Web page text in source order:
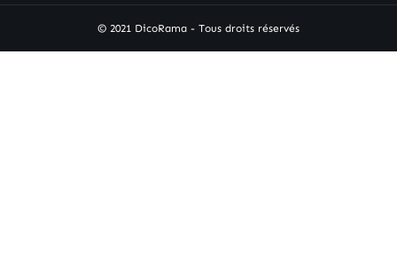
© 2021 DicoRama - Tous droits réservés